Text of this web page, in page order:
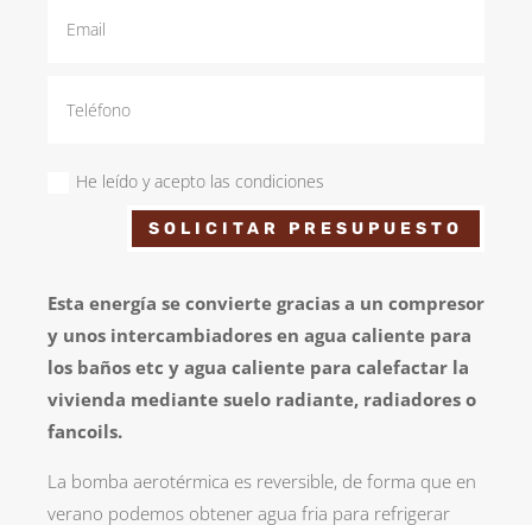
He leído y acepto las condiciones
SOLICITAR PRESUPUESTO
Esta energía se convierte gracias a un compresor
y unos intercambiadores en agua caliente para
los baños etc y agua caliente para calefactar la
vivienda mediante suelo radiante, radiadores o
fancoils.
La bomba aerotérmica es reversible, de forma que en
verano podemos obtener agua fria para refrigerar